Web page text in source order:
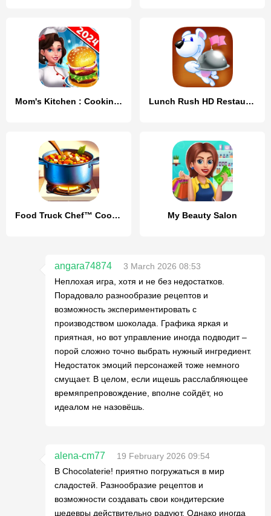
Mom's Kitchen : Cooking Games Lunch Rush HD Restaurant Games
Food Truck Chef™ Cooking Games My Beauty Salon
angara74874
3 March 2026 08:53
Неплохая игра, хотя и не без недостатков.
Порадовало разнообразие рецептов и
возможность экспериментировать с
производством шоколада. Графика яркая и
приятная, но вот управление иногда подводит –
порой сложно точно выбрать нужный ингредиент.
Недостаток эмоций персонажей тоже немного
смущает. В целом, если ищешь расслабляющее
времяпрепровождение, вполне сойдёт, но
идеалом не назовёшь.
alena-cm77
19 February 2026 09:54
В Chocolaterie! приятно погружаться в мир
сладостей. Разнообразие рецептов и
возможности создавать свои кондитерские
шедевры действительно радуют. Однако иногда